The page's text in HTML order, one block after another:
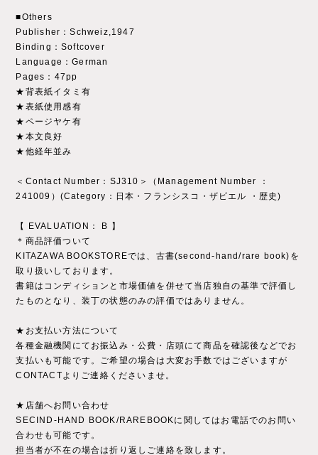
■Others
Publisher：Schweiz,1947
Binding：Softcover
Language：German
Pages：47pp
★背表紙イタミ有
★表紙使用感有
★ページヤケ有
★本文良好
★他経年並み
＜Contact Number：SJ310＞（Management Number ：
241009）(Category：日本・フランシスコ・ザビエル ・歴史)
【 EVALUATION： B 】
＊商品評価ついて
KITAZAWA BOOKSTOREでは、古書(second-hand/rare book)を
取り扱いしております。
書籍はコンディションと市場価値を併せて当店独自の基準で評価し
たものとなり、装丁の状態のみの評価ではありません。
★お支払い方法について
各種金融機関にてお振込み・公費・店頭にて商品を確認後などでお
支払いも可能です。ご希望の場合は大変お手数ではございますが
CONTACTよりご連絡くださいませ。
★店舗へお問い合わせ
SECIND-HAND BOOK/RAREBOOKに関してはお電話でのお問い
合わせも可能です。
担当者が不在の場合は折り返しご連絡を致します。